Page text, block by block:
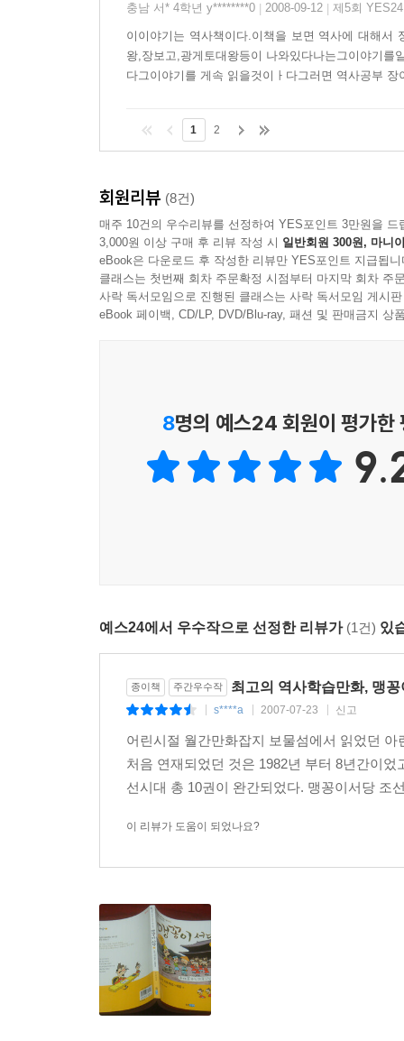
충남 서* 4학년 y********0
2008-09-12 제5회
이이야기는 역사책이다.이책을 보면 역사에 대해서
왕,장보고,광게토대왕등이 나와있다나는그이야기
다그이야기를 게속 읽을것이ㅏ다그러면 역사공부
1 2
회원리뷰 (8건)
매주 10건의 우수리뷰를 선정하여 YES포인트 3만원을 드
3,000원 이상 구매 후 리뷰 작성 시 일반회원 300원, 마니
eBook은 다운로드 후 작성한 리뷰만 YES포인트 지급됩니
클래스는 첫번째 회차 주문확정 시점부터 마지막 회차 주
사락 독서모임으로 진행된 클래스는 사락 독서모임 게시
eBook 페이백, CD/LP, DVD/Blu-ray, 패션 및 판매금지 상
8명의 예스24 회원이 평가한
예스24에서 우수작으로 선정한 리뷰가 (1건) 있
종이책 주간우수작 최고의 역사학습만화, 맹꽁
s****a 2007-07-23 신고
어린시절 월간만화잡지 보물섬에서 읽었던
처음 연재되었던 것은 1982년 부터 8년간이
선시대 총 10권이 완간되었다. 맹꽁이서당 조
이 리뷰가 도움이 되었나요?